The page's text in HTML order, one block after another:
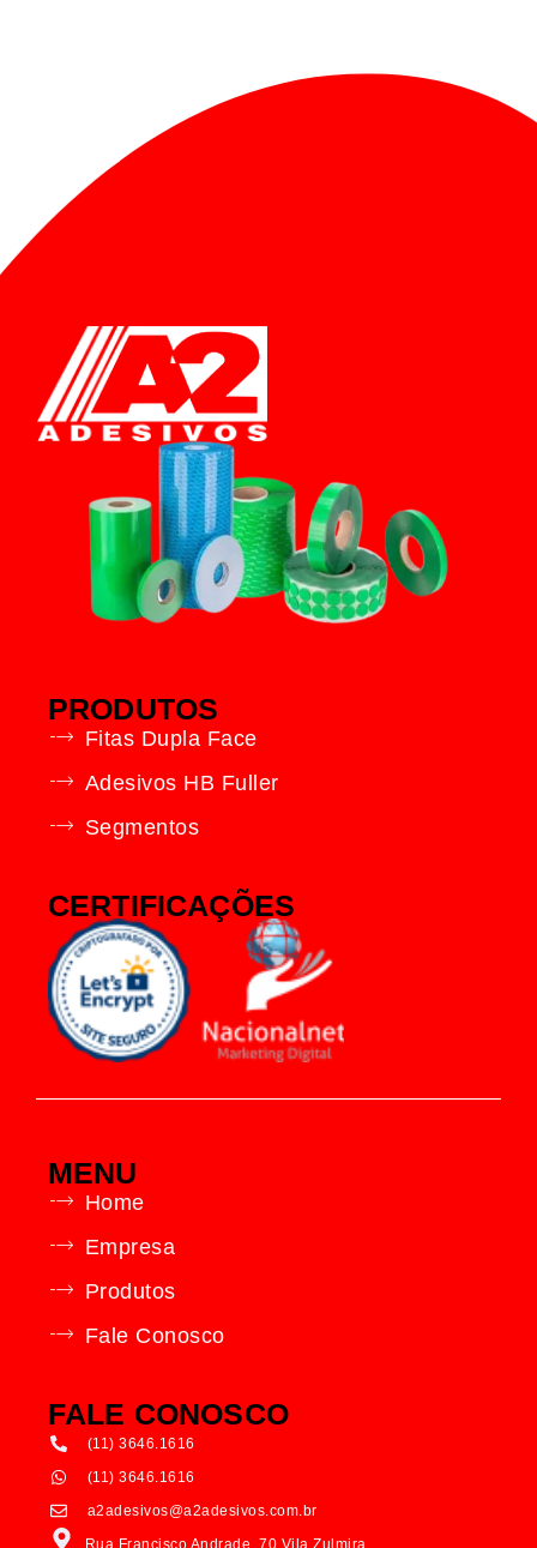
PRODUTOS
Fitas Dupla Face
Adesivos HB Fuller
Segmentos
CERTIFICAÇÕES
MENU
Home
Empresa
Produtos
Fale Conosco
FALE CONOSCO
(11) 3646.1616
(11) 3646.1616
a2adesivos@a2adesivos.com.br